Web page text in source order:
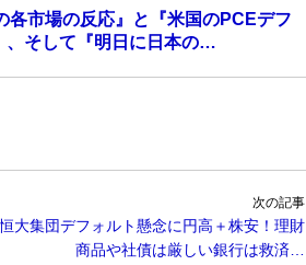
市場の反応』と『米国のPCEデフ
、そして『明日に日本の…
次の記事
恒大集団デフォルト懸念に円高＋株安！理財
商品や社債は厳しい銀行は救済…